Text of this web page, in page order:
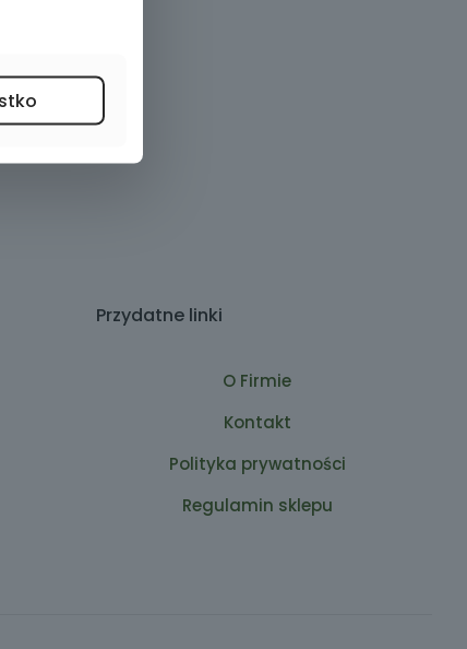
Przydatne linki
O Firmie
Kontakt
Polityka prywatności
Regulamin sklepu